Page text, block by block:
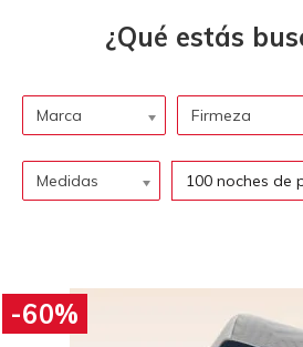
Marca Firmeza
Medidas 100 noches de
-60%